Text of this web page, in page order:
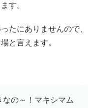
す。
たにありませんので、
と言えます。
の～！マキシマム